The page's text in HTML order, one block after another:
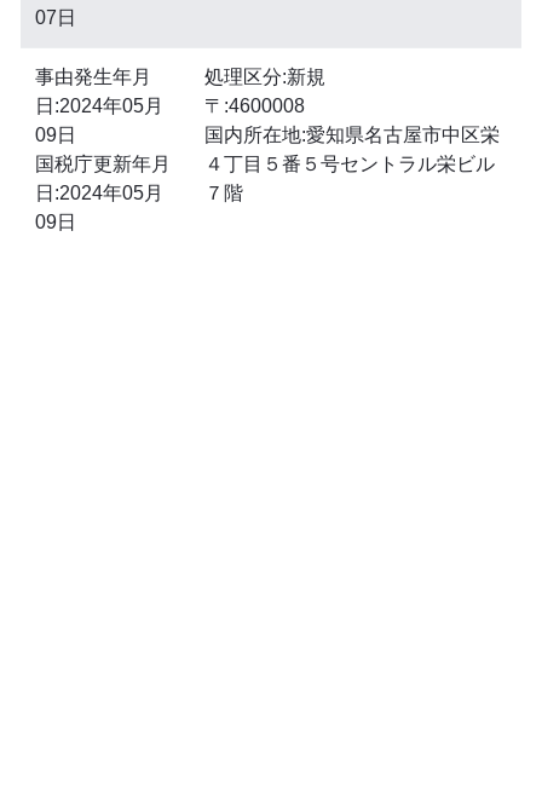
07日
事由発生年月
日:2024年05月
09日
国税庁更新年月
日:2024年05月
09日
処理区分:新規
〒:4600008
国内所在地:愛知県名古屋市中区栄
４丁目５番５号セントラル栄ビル
７階